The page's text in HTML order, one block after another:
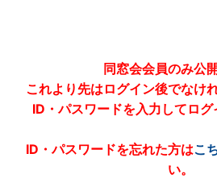
同窓会会員のみ公
これより先はログイン後でなけ
ID・パスワードを入力してログ
ID・パスワードを忘れた方はこ
い。